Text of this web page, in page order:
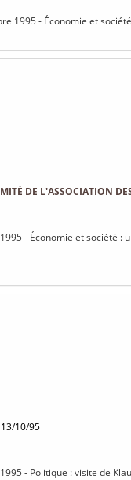
1995 - Économie et
DE L'ASSOCIATION
- Économie et société
10/95
- Politique : visite de